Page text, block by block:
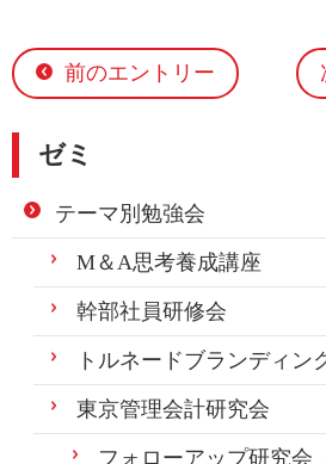
前のエントリー
ゼミ
テーマ別勉強会
M＆A思考養成講座
幹部社員研修会
トルネードブランディン
東京管理会計研究会
フォローアップ研究会